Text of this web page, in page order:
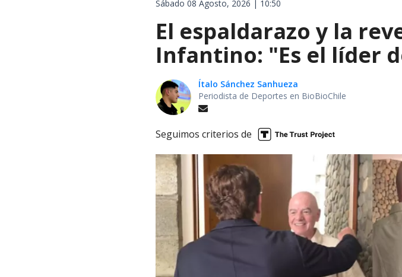
Sábado 08 Agosto, 2026 | 10:50
El espaldarazo y la
Infantino: "Es el líder
Ítalo Sánchez Sanhueza
Periodista de Deportes en BioBioChile
Seguimos criterios de